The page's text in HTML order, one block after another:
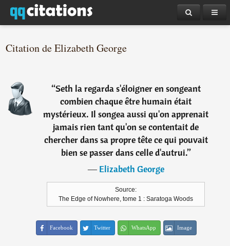
Citation de Elizabeth George
“Seth la regarda s'éloigner en songeant
combien chaque être humain était
mystérieux. Il songea aussi qu'on apprenait
jamais rien tant qu'on se contentait de
chercher dans sa propre tête ce qui pouvait
bien se passer dans celle d'autrui.”
―Elizabeth George
Source:
The Edge of Nowhere, tome 1 : Saratoga Woods
Facebook Twitter WhatsApp Image